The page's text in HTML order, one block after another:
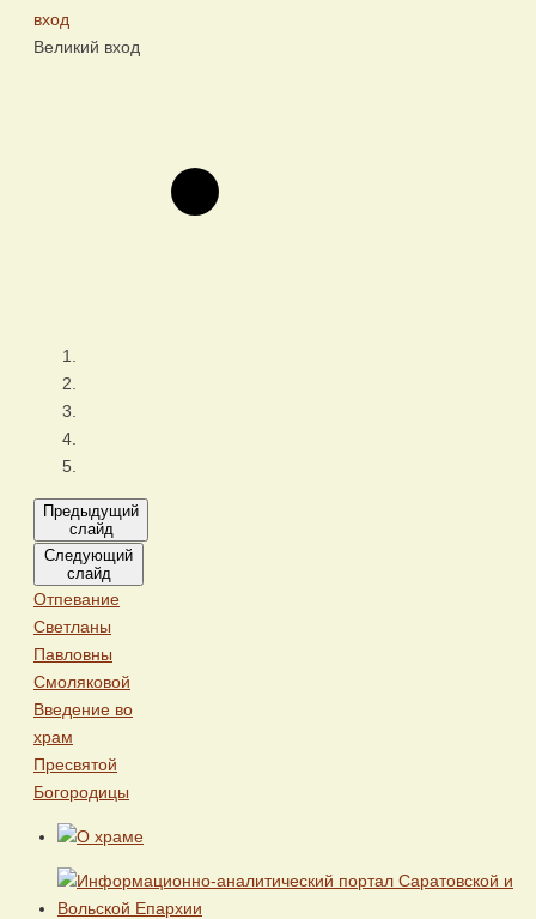
Великий вход
Предыдущий
слайд
Следующий
слайд
Отпевание
Светланы
Павловны
Смоляковой
Введение во
храм
Пресвятой
Богородицы